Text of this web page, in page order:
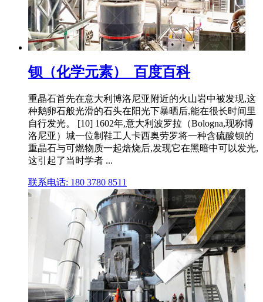
钡（化学元素）_百度百科
重晶石首先在意大利博洛尼亚附近的火山岩中被发现,这
种鹅卵石般光滑的石头在阳光下暴晒后,能在很长时间里
自行发光。 [10] 1602年,意大利波罗拉（Bologna,现称博
洛尼亚）城一位制鞋工人卡西奥劳罗将一种含硫酸钡的
重晶石与可燃物质一起焙烧后,发现它在黑暗中可以发光,
这引起了当时学者 ...
联系电话: 180 3780 8511